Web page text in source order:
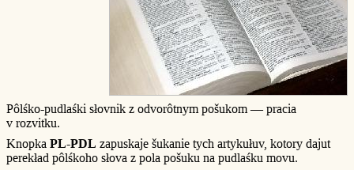
Pôlśko-pudlaśki słovnik z odvorôtnym pošukom — pracia
v rozvitku.
Knopka PL-PDL zapuskaje šukanie tych artykułuv, kotory dajut
perekład pôlśkoho słova z pola pošuku na pudlaśku movu.